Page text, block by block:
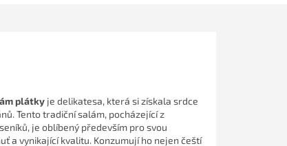
plátkyje delikatesa, která si získala srdce
Tento tradiční salám, pocházející z
je oblíbený především pro svou
a vynikající kvalitu. Konzumují ho nejen čeští